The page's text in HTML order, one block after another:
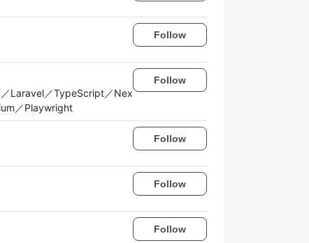
Follow
Laravel／TypeScript／Nex
／Playwright
Follow
Follow
Follow
Follow